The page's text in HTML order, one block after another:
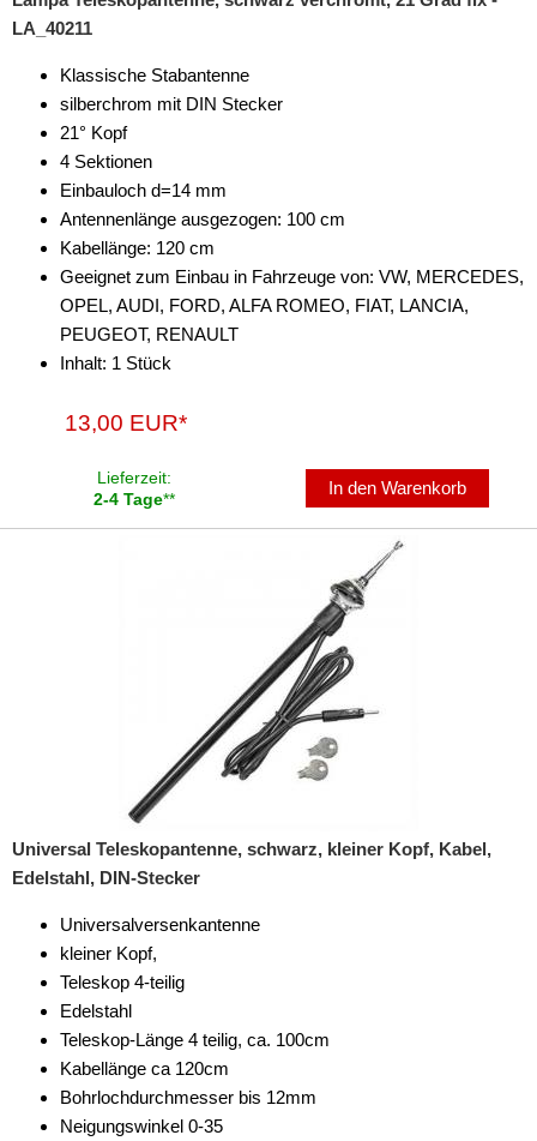
LA_40211
Klassische Stabantenne
silberchrom mit DIN Stecker
21° Kopf
4 Sektionen
Einbauloch d=14 mm
Antennenlänge ausgezogen: 100 cm
Kabellänge: 120 cm
Geeignet zum Einbau in Fahrzeuge von: VW, MERCEDES,
OPEL, AUDI, FORD, ALFA ROMEO, FIAT, LANCIA,
PEUGEOT, RENAULT
Inhalt: 1 Stück
13,00 EUR*
Lieferzeit:
2-4 Tage**
In den Warenkorb
Universal Teleskopantenne, schwarz, kleiner Kopf, Kabel,
Edelstahl, DIN-Stecker
Universalversenkantenne
kleiner Kopf,
Teleskop 4-teilig
Edelstahl
Teleskop-Länge 4 teilig, ca. 100cm
Kabellänge ca 120cm
Bohrlochdurchmesser bis 12mm
Neigungswinkel 0-35